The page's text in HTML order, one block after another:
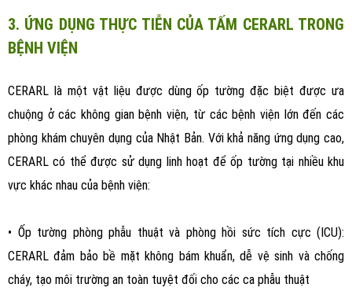
3. ỨNG DỤNG THỰC TIỄN CỦA TẤM CERARL TRONG
BỆNH VIỆN
CERARL là một vật liệu được dùng ốp tường đặc biệt được ưa
chuộng ở các không gian bệnh viện, từ các bệnh viện lớn đến các
phòng khám chuyên dụng của Nhật Bản. Với khả năng ứng dụng cao,
CERARL có thể được sử dụng linh hoạt để ốp tường tại nhiều khu
vực khác nhau của bệnh viện:
• Ốp tường phòng phẫu thuật và phòng hồi sức tích cực (ICU):
CERARL đảm bảo bề mặt không bám khuẩn, dễ vệ sinh và chống
cháy, tạo môi trường an toàn tuyệt đối cho các ca phẫu thuật